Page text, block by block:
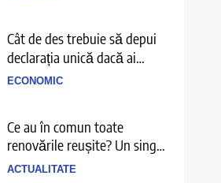
Cât de des trebuie să depui
declarația unică dacă ai
venituri independente
ECONOMIC
Ce au în comun toate
renovările reușite? Un singur
detaliu pe care puțini îl
ACTUALITATE